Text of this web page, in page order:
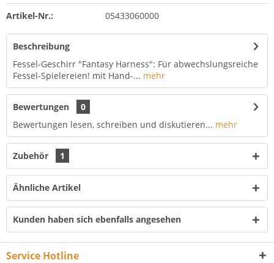
Artikel-Nr.: 05433060000
Beschreibung
Fessel-Geschirr "Fantasy Harness": Für abwechslungsreiche
Fessel-Spielereien! mit Hand-... mehr
Bewertungen
0
Bewertungen lesen, schreiben und diskutieren... mehr
Zubehör 1
Ähnliche Artikel
Kunden haben sich ebenfalls angesehen
Service Hotline